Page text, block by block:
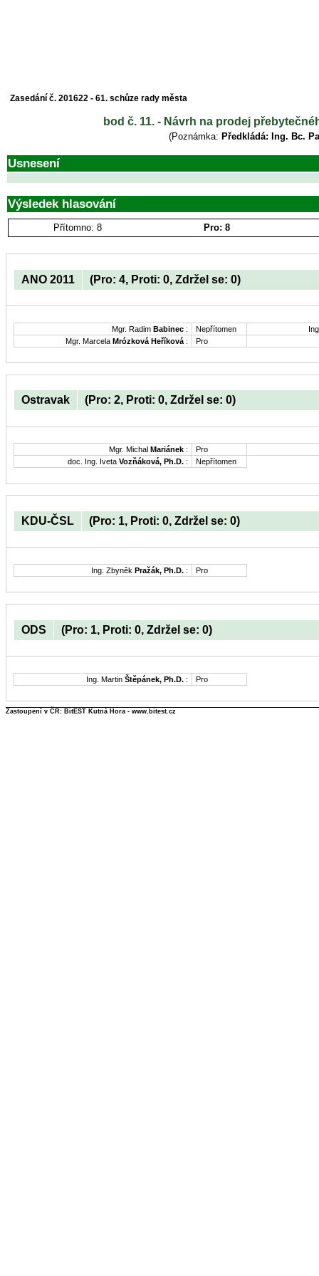
Zasedání č. 201622 - 61. schůze rady města
bod č. 11. - Návrh na prodej
(Poznámka: Předkládá: Ing. Bc.
Usnesení
Výsledek hlasování
Přítomno: 8 Pro: 8
ANO 2011 (Pro: 4, Proti: 0, Zdržel se: 0)
Mgr. Radim Babinec : Nepřítomen
Mgr. Marcela Mrózková Heříková : Pro
Ostravak (Pro: 2, Proti: 0, Zdržel se: 0)
Mgr. Michal Mariánek :
Pro
doc. Ing. Iveta Vozňáková, Ph.D. : Nepřítomen
KDU-ČSL (Pro: 1, Proti: 0, Zdržel se: 0)
Ing. Zbyněk Pražák, Ph.D. : Pro
ODS (Pro: 1, Proti: 0, Zdržel se: 0)
Ing. Martin Štěpánek, Ph.D. : Pro
Zastoupení v ČR: BitEST Kutná Hora - www.bitest.cz